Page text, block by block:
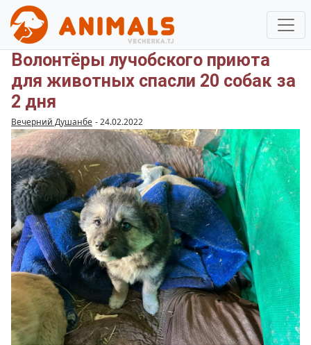
Волонтёры лучобского приюта
для животных спасли 20 собак за
2 дня
Вечерний Душанбе -24.02.2022